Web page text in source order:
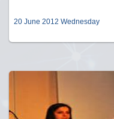
20 June 2012 Wednesday